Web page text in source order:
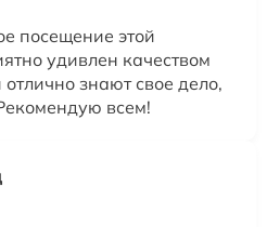
посещение этой
удивлен качеством
знают свое дело,
всем!